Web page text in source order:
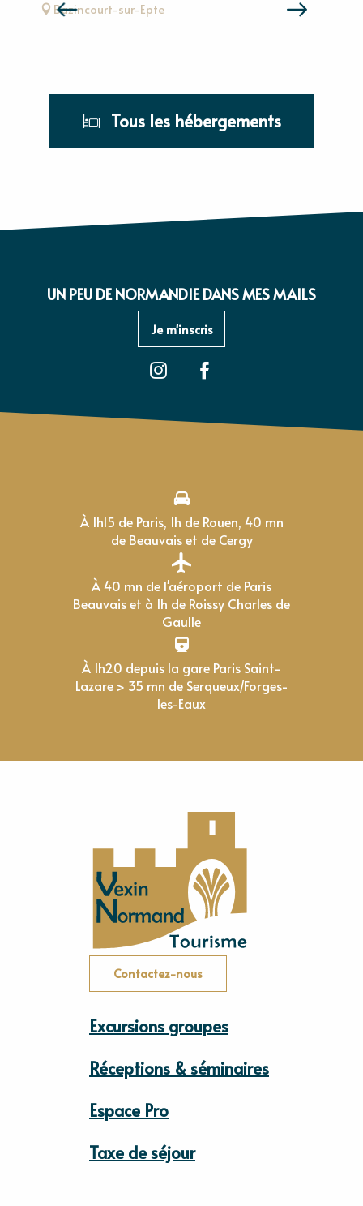
Bazincourt-sur-Epte
Tous les hébergements
UN PEU DE NORMANDIE DANS MES MAILS
Je m'inscris
À 1h15 de Paris, 1h de Rouen, 40 mn
de Beauvais et de Cergy
À 40 mn de l'aéroport de Paris
Beauvais et à 1h de Roissy Charles de
Gaulle
À 1h20 depuis la gare Paris Saint-
Lazare > 35 mn de Serqueux/Forges-
les-Eaux
Contactez-nous
Excursions groupes
Réceptions & séminaires
Espace Pro
Taxe de séjour